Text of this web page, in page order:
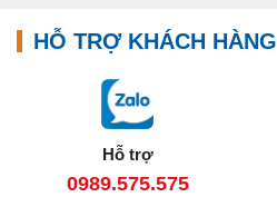
HỖ TRỢ KHÁCH HÀNG
Hỗ trợ
0989.575.575